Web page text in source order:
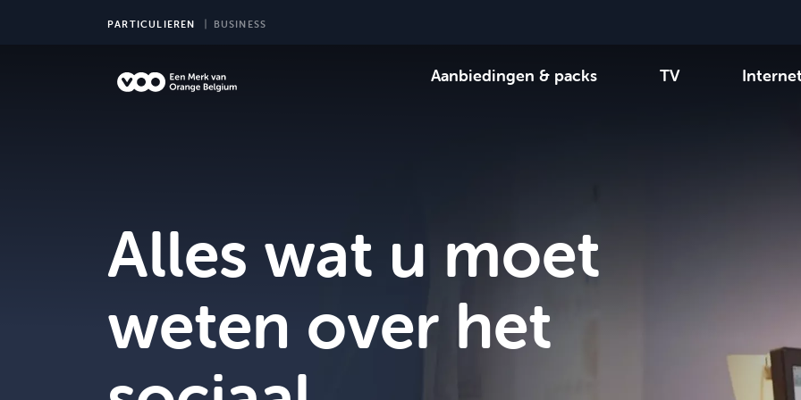
PARTICULIEREN BUSINESS
Aanbiedingen & packs TV Internet
Alles wat u moet
weten over het